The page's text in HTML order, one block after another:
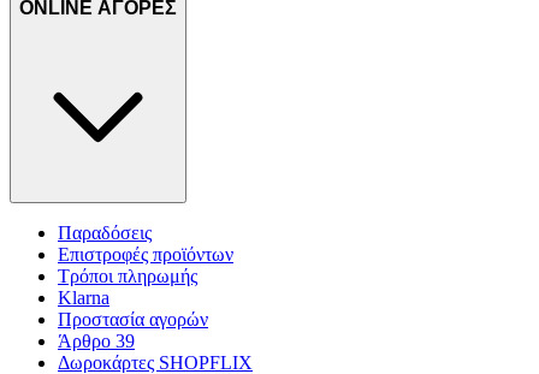
ONLINE ΑΓΟΡΕΣ
Παραδόσεις
Επιστροφές προϊόντων
Τρόποι πληρωμής
Klarna
Προστασία αγορών
Άρθρο 39
Δωροκάρτες SHOPFLIX